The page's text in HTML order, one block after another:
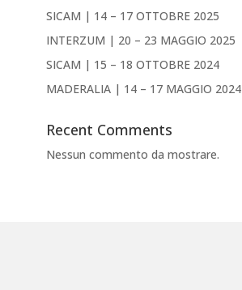
SICAM | 14 – 17 OTTOBRE 2025
INTERZUM | 20 – 23 MAGGIO 2025
SICAM | 15 – 18 OTTOBRE 2024
MADERALIA | 14 – 17 MAGGIO 2024
Recent Comments
Nessun commento da mostrare.